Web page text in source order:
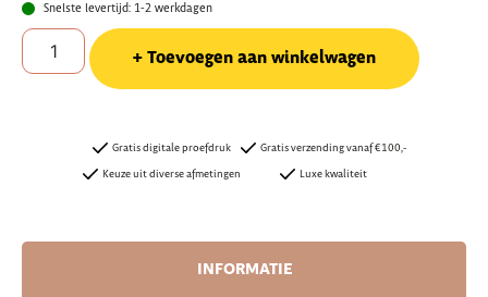
Snelste levertijd: 1-2 werkdagen
Toevoegen aan winkelwagen
Gratis digitale proefdruk
Keuze uit diverse afmetingen
Gratis verzending vanaf €100,-
Luxe kwaliteit
INFORMATIE